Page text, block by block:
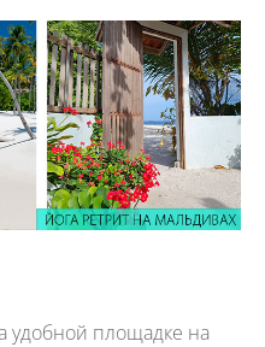
удобной площадке на